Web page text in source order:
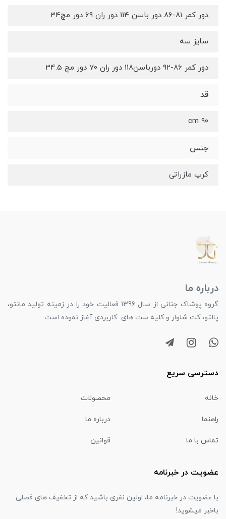
دور کمر ۸۱-۸۶ دور باسن 114 دور ران 69 دور مچ34
سایز سه
دور کمر ۸۶-۹۲ دورباسن118 دور ران 7۰ دور مچ 34.5
قد
۹۰ cm
جنس
کرپ مازراتی
درباره ما
گروه پوشاک جنانی از سال 1396 فعالیت خود را در زمینه تولید مانتو،
پالتو، کت شلوار و کلیه ست های کاربردی آغاز نموده است.
دسترسی سریع
خانه محصولات
راهنما درباره ما
تماس با ما قوانین
عضویت در خبرنامه
با عضویت در خبرنامه ما، اولین نفری باشید که از تخفیف های فصلی
باخبر میشوید!